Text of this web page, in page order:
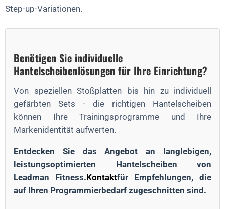
Step-up-Variationen.
Benötigen Sie individuelle
Hantelscheibenlösungen für Ihre Einrichtung?
Von speziellen Stoßplatten bis hin zu individuell
gefärbten Sets - die richtigen Hantelscheiben
können Ihre Trainingsprogramme und Ihre
Markenidentität aufwerten.
Entdecken Sie das Angebot an langlebigen,
leistungsoptimierten Hantelscheiben von
Leadman Fitness. Kontaktfür Empfehlungen, die
auf Ihren Programmierbedarf zugeschnitten sind.